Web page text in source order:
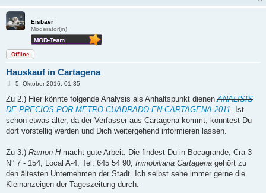
Eisbaer
Moderator(in)
Offline
Hauskauf in Cartagena
B
i
r
a
5. Oktober 2016, 01:35
Zu 2.) Hier könnte folgende Analysis als Anhaltspunkt dienen.ANALISIS
DE PRECIOS POR METRO CUADRADO EN CARTAGENA 2011. Ist
schon etwas älter, da der Verfasser aus Cartagena kommt, könntest Du
dort vorstellig werden und Dich weitergehend informieren lassen.
Zu 3.) Ramon H macht gute Arbeit. Die findest Du in Bocagrande, Cra 3
N° 7 - 154, Local A-4, Tel: 645 54 90, Inmobiliaria Cartagena gehört zu
den ältesten Unternehmen der Stadt. Ich selbst sehe immer gerne die
Kleinanzeigen der Tageszeitung durch.